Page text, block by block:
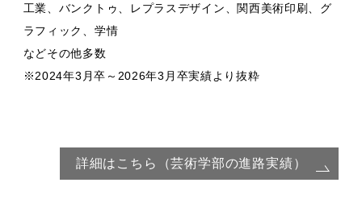
工業、バンクトゥ、レプラスデザイン、関西美術印刷、グ
ラフィック、学情
などその他多数
※2024年3月卒～2026年3月卒実績より抜粋
詳細はこちら（芸術学部の進路実績）